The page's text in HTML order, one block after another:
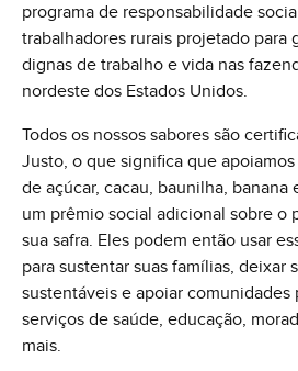
programa de responsabilidade
trabalhadores rurais projetado para
dignas de trabalho e vida nas
nordeste dos Estados Unidos.
Todos os nossos sabores são
Justo, o que significa que
de açúcar, cacau, baunilha, banana
um prêmio social adicional sobre o
sua safra. Eles podem então usar
para sustentar suas famílias, deixar
sustentáveis e apoiar comunidades
serviços de saúde, educação,
mais.